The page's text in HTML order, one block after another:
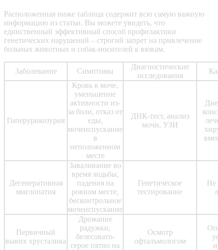
Расположенная ниже таблица содержит всю самую важную
информацию из статьи. Вы можете увидеть, что
единственный эффективный способ профилактики
генетических нарушений – строгий запрет на привлечение
больных животных и собак-носителей к вязкам.
Заболевание Симптомы
Диагностические
исследования
Гиперурикозурия
Кровь в моче,
уменьшение
активности из-
за боли, отказ от
еды,
мочеиспускание
в
неположенном
месте
ДНК-тест, анализ
мочи, УЗИ
Дегенеративная
миелопатия
Заваливание во
время ходьбы,
падения на
ровном месте,
бесконтрольное
мочеиспускание
Генетическое
тестирование
Не
Первичный
вывих хрусталика
Дрожание
радужки,
белесовато-
серое пятно на
Осмотр
офтальмологом